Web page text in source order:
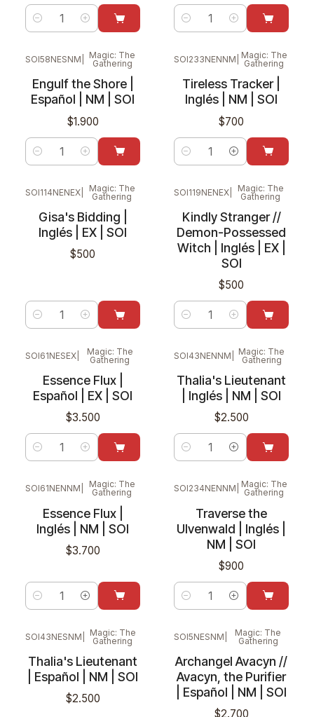
Cantidad Cantidad
SOI58NESNM
Magic: The
Gathering
Engulf the Shore |
Español | NM | SOI
$1.900
Cantidad
SOI233NENNM Magic: The
Gathering
Tireless Tracker |
Inglés | NM | SOI
$700
Cantidad
SOI114NENEX
Magic: The
Gathering
Gisa's Bidding |
Inglés | EX | SOI
$500
Cantidad
SOI119NENEX
Magic: The
Gathering
Kindly Stranger //
Demon-Possessed
Witch | Inglés | EX |
SOI
$500
Cantidad
SOI61NESEX
Magic: The
Gathering
Essence Flux |
Español | EX | SOI
$3.500
Cantidad
SOI43NENNM
Magic: The
Gathering
Thalia's Lieutenant
| Inglés | NM | SOI
$2.500
Cantidad
SOI61NENNM
Magic: The
Gathering
Essence Flux |
Inglés | NM | SOI
$3.700
Cantidad
SOI234NENNM Magic: The
Gathering
Traverse the
Ulvenwald | Inglés |
NM | SOI
$900
Cantidad
SOI43NESNM
Magic: The
Gathering
Thalia's Lieutenant
| Español | NM | SOI
$2.500
SOI5NESNM
Magic: The
Gathering
Archangel Avacyn //
Avacyn, the Purifier
| Español | NM | SOI
$2.700